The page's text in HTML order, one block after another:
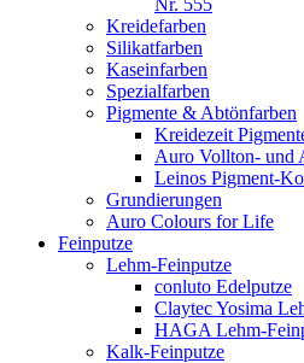
Nr. 555
Kreidefarben
Silikatfarben
Kaseinfarben
Spezialfarben
Pigmente & Abtönfarben
Kreidezeit
Auro Vollton- und
Leinos Pigment-
Grundierungen
Auro Colours for Life
Feinputze
Lehm-Feinputze
conluto Edelputze
Claytec Yosima
HAGA Lehm-
Kalk-Feinputze